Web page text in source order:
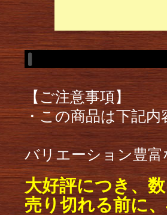
【ご注意事項】
・この商品は下記
バリエーション豊
大好評につき、
売り切れる前に